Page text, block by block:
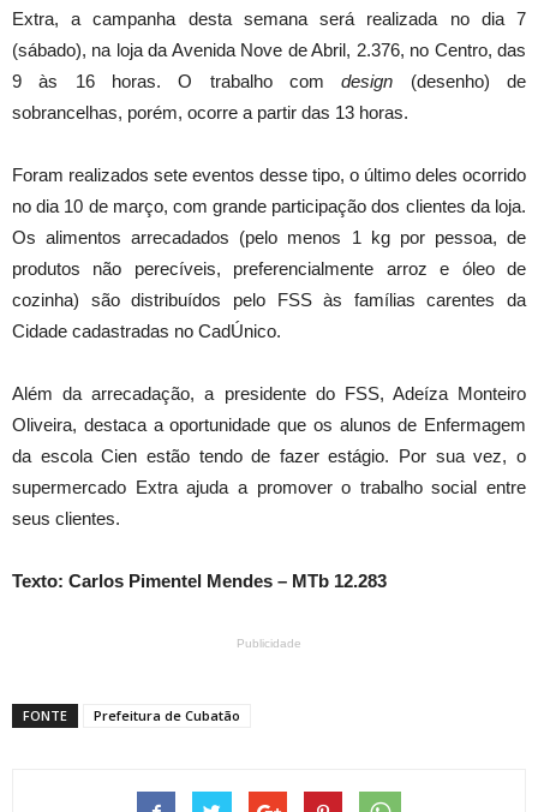
Extra, a campanha desta semana será realizada no dia 7
(sábado), na loja da Avenida Nove de Abril, 2.376, no Centro, das
9 às 16 horas. O trabalho comdesign (desenho) de
sobrancelhas, porém, ocorre a partir das 13 horas.
Foram realizados sete eventos desse tipo, o último deles ocorrido
no dia 10 de março, com grande participação dos clientes da loja.
Os alimentos arrecadados (pelo menos 1 kg por pessoa, de
produtos não perecíveis, preferencialmente arroz e óleo de
cozinha) são distribuídos pelo FSS às famílias carentes da
Cidade cadastradas no CadÚnico.
Além da arrecadação, a presidente do FSS, Adeíza Monteiro
Oliveira, destaca a oportunidade que os alunos de Enfermagem
da escola Cien estão tendo de fazer estágio. Por sua vez, o
supermercado Extra ajuda a promover o trabalho social entre
seus clientes.
Texto: Carlos Pimentel Mendes – MTb 12.283
Publicidade
FONTE Prefeitura de Cubatão